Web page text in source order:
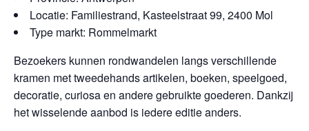
Locatie: Familiestrand, Kasteelstraat 99, 2400 Mol
Type markt: Rommelmarkt
Bezoekers kunnen rondwandelen langs verschillende
kramen met tweedehands artikelen, boeken, speelgoed,
decoratie, curiosa en andere gebruikte goederen. Dankzij
het wisselende aanbod is iedere editie anders.